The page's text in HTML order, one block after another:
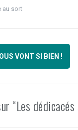
au sort
VONT SI BIEN !
“Les